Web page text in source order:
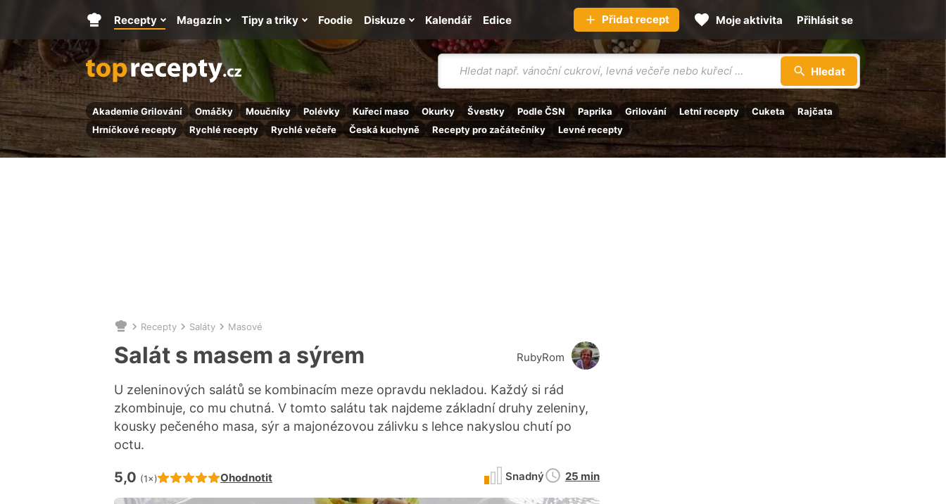
Vyhledávání
Hledat
Akademie Grilování Omáčky Moučníky Polévky Kuřecí maso Okurky Švestky Podle ČSN Paprika Grilování Letní recepty Cuketa
Rajčata
Hrníčkové recepty
Rychlé recepty Rychlé večeře Česká kuchyně Recepty pro začátečníky Levné recepty
Hlavní
stránka
Recepty Magazín Tipy a triky Kalendář
Foodie Diskuze Edice Přidat recept Moje aktivita Přihlásit se
Nacházíte
se
zde:
Recepty Saláty Masové
Salát s masem a sýrem
U zeleninových salátů se kombinacím meze opravdu nekladou. Každý si rád
zkombinuje, co mu chutná. V tomto salátu tak najdeme základní druhy zeleniny,
kousky pečeného masa, sýr a majonézovou zálivku s lehce nakyslou chutí po
octu.
Hodnocení receptu je
5,0 (1×) Ohodnotit
RubyRom
Snadný
Doba
25 min